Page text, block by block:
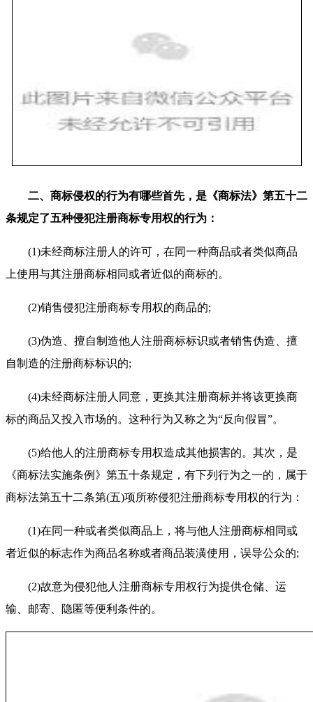
二、商标侵权的行为有哪些首先，是《商标法》第五十二
条规定了五种侵犯注册商标专用权的行为：
(1)未经商标注册人的许可，在同一种商品或者类似商品
上使用与其注册商标相同或者近似的商标的。
(2)销售侵犯注册商标专用权的商品的;
(3)伪造、擅自制造他人注册商标标识或者销售伪造、擅
自制造的注册商标标识的;
(4)未经商标注册人同意，更换其注册商标并将该更换商
标的商品又投入市场的。这种行为又称之为“反向假冒”。
(5)给他人的注册商标专用权造成其他损害的。其次，是
《商标法实施条例》第五十条规定，有下列行为之一的，属于
商标法第五十二条第(五)项所称侵犯注册商标专用权的行为：
(1)在同一种或者类似商品上，将与他人注册商标相同或
者近似的标志作为商品名称或者商品装潢使用，误导公众的;
(2)故意为侵犯他人注册商标专用权行为提供仓储、运
输、邮寄、隐匿等便利条件的。